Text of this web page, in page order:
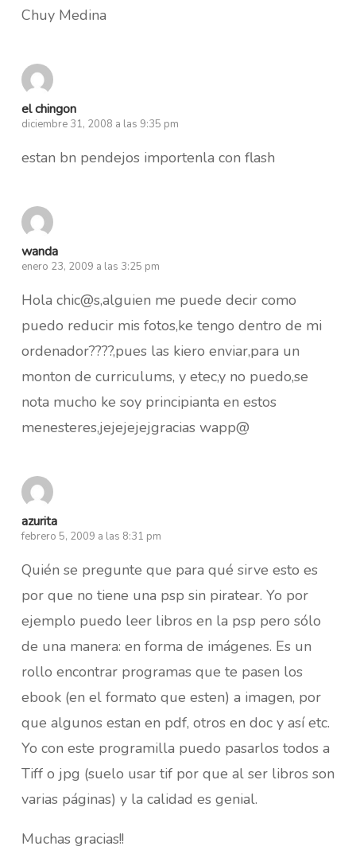
Chuy Medina
el chingon
diciembre 31, 2008 a las 9:35 pm
estan bn pendejos importenla con flash
wanda
enero 23, 2009 a las 3:25 pm
Hola chic@s,alguien me puede decir como
puedo reducir mis fotos,ke tengo dentro de mi
ordenador????,pues las kiero enviar,para un
monton de curriculums, y etec,y no puedo,se
nota mucho ke soy principianta en estos
menesteres,jejejejejgracias wapp@
azurita
febrero 5, 2009 a las 8:31 pm
Quién se pregunte que para qué sirve esto es
por que no tiene una psp sin piratear. Yo por
ejemplo puedo leer libros en la psp pero sólo
de una manera: en forma de imágenes. Es un
rollo encontrar programas que te pasen los
ebook (en el formato que esten) a imagen, por
que algunos estan en pdf, otros en doc y así etc.
Yo con este programilla puedo pasarlos todos a
Tiff o jpg (suelo usar tif por que al ser libros son
varias páginas) y la calidad es genial.
Muchas gracias!!